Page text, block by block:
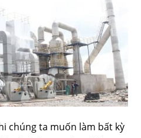
chúng ta muốn làm bất kỳ